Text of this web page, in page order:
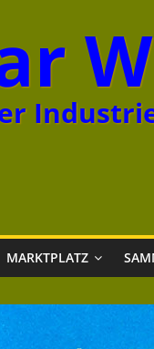
MARKTPLATZ